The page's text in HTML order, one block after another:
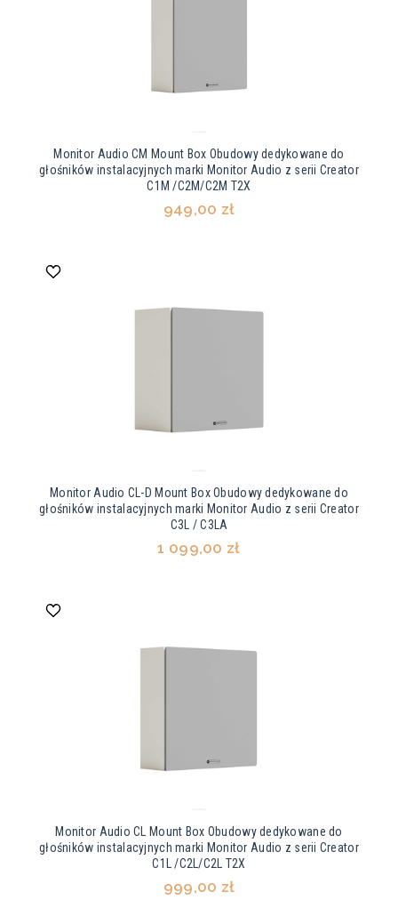
Monitor Audio CM Mount Box Obudowy dedykowane do
głośników instalacyjnych marki Monitor Audio z serii Creator
C1M /C2M/C2M T2X
949,00 zł
Monitor Audio CL-D Mount Box Obudowy dedykowane do
głośników instalacyjnych marki Monitor Audio z serii Creator
C3L / C3LA
1 099,00 zł
Monitor Audio CL Mount Box Obudowy dedykowane do
głośników instalacyjnych marki Monitor Audio z serii Creator
C1L /C2L/C2L T2X
999,00 zł